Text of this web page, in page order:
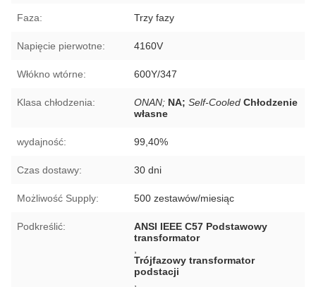
Faza: Trzy fazy
Napięcie pierwotne: 4160V
Włókno wtórne: 600Y/347
Klasa chłodzenia: ONAN; NA; Self-Cooled Chłodzenie
własne
wydajność: 99,40%
Czas dostawy: 30 dni
Możliwość Supply: 500 zestawów/miesiąc
Podkreślić:
ANSI IEEE C57 Podstawowy
transformator
Trójfazowy transformator
podstacji